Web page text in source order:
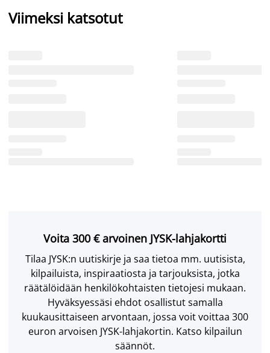
Viimeksi katsotut
Voita 300 € arvoinen JYSK-lahjakortti
Tilaa JYSK:n uutiskirje ja saa tietoa mm. uutisista,
kilpailuista, inspiraatiosta ja tarjouksista, jotka
räätälöidään henkilökohtaisten tietojesi mukaan.
Hyväksyessäsi ehdot osallistut samalla
kuukausittaiseen arvontaan, jossa voit voittaa 300
euron arvoisen JYSK-lahjakortin. Katso kilpailun
säännöt.